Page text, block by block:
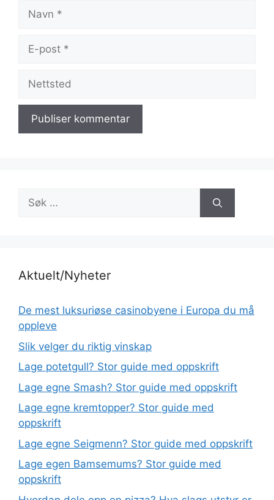
Navn
Nettsted
Søk
etter:
Aktuelt/Nyheter
De mest luksuriøse casinobyene i Europa du må
oppleve
Slik velger du riktig vinskap
Lage potetgull? Stor guide med oppskrift
Lage egne Smash? Stor guide med oppskrift
Lage egne kremtopper? Stor guide med
oppskrift
Lage egne Seigmenn? Stor guide med oppskrift
Lage egen Bamsemums? Stor guide med
oppskrift